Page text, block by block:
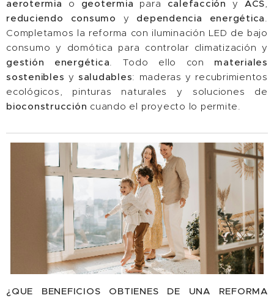
aerotermia o geotermia para calefacción y ACS
reduciendo
consumo y dependencia energética
Completamos la reforma con iluminación LED de bajo
consumo y domótica para controlar climatización y
gestión
energética . Todo ello con materiales
sostenibles y saludables: maderas y recubrimientos
ecológicos, pinturas naturales y soluciones de
bioconstrucción cuando el proyecto lo permite.
¿QUE BENEFICIOS OBTIENES DE UNA REFORMA